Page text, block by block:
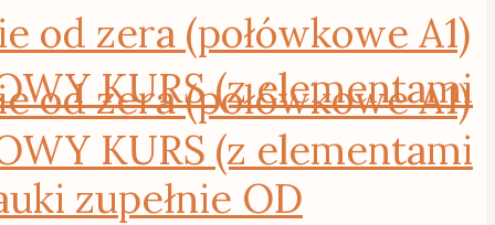
od zera (połówkowe A1)
KURS (z elementami
zupełnie OD
od zera (połówkowe A1)
KURS (z elementami